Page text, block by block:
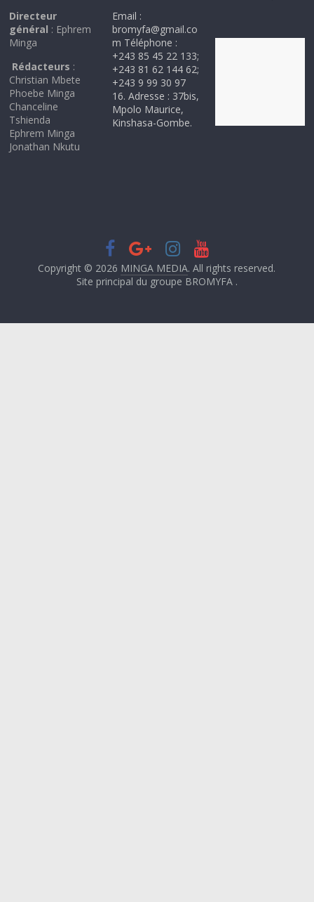
Directeur
général : Ephrem
Minga
Rédacteurs :
Christian Mbete
Phoebe Minga
Chanceline
Tshienda
Ephrem Minga
Jonathan Nkutu
Email :
bromyfa@gmail.co
m Téléphone :
+243 85 45 22 133;
+243 81 62 144 62;
+243 9 99 30 97
16. Adresse : 37bis,
Mpolo Maurice,
Kinshasa-Gombe.
Copyright © 2026 MINGA MEDIA. All rights reserved.
Site principal du groupe BROMYFA .